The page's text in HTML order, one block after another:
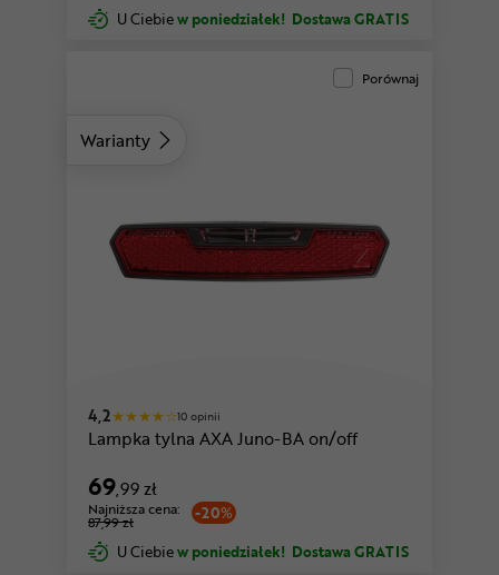
U Ciebiew poniedziałek! Dostawa GRATIS
Warianty
Porównaj
4,2 10 opinii
Lampka tylna AXA Juno-BA on/off
69,99 zł
-20%
Najniższa cena:
87,99 zł
U Ciebiew poniedziałek! Dostawa GRATIS